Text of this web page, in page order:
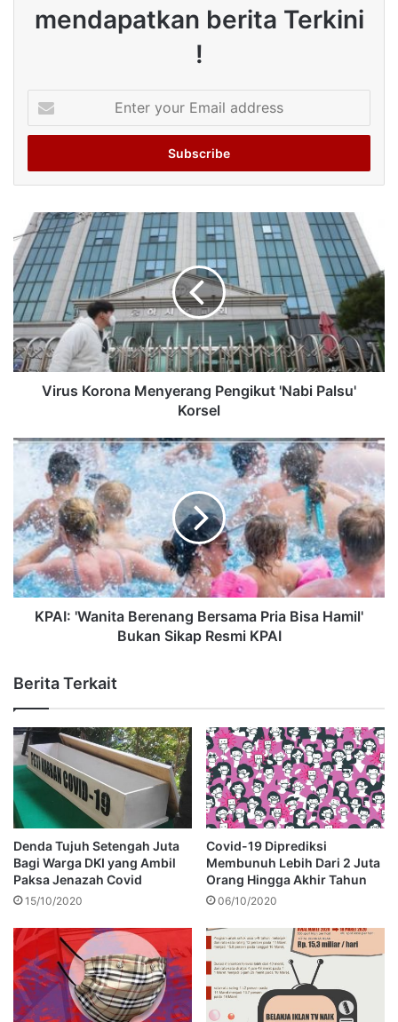
mendapatkan berita Terkini
!
your
Email
Virus Korona Menyerang Pengikut 'Nabi Palsu'
Korsel
KPAI: 'Wanita Berenang Bersama Pria Bisa Hamil'
Bukan Sikap Resmi KPAI
Berita Terkait
Denda Tujuh Setengah Juta
Bagi Warga DKI yang Ambil
Paksa Jenazah Covid
15/10/2020
Covid-19 Diprediksi
Membunuh Lebih Dari 2 Juta
Orang Hingga Akhir Tahun
06/10/2020